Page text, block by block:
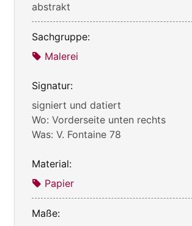
abstrakt
Sachgruppe:
Malerei
Signatur:
signiert und datiert
Wo: Vorderseite unten rechts
Was: V. Fontaine 78
Material:
Papier
Maße: